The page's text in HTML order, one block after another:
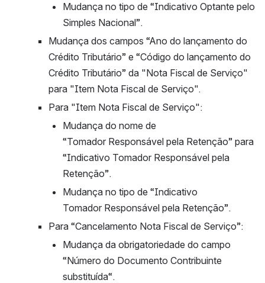
Mudança no tipo de “Indicativo Optante pelo
Simples Nacional”.
Mudança dos campos “Ano do lançamento do
Crédito Tributário” e “Código do lançamento do
Crédito Tributário” da "Nota Fiscal de Serviço"
para "Item Nota Fiscal de Serviço".
Para "Item Nota Fiscal de Serviço":
Mudança do nome de
“Tomador Responsável pela Retenção” para
“Indicativo Tomador Responsável pela
Retenção”.
Mudança no tipo de “Indicativo
Tomador Responsável pela Retenção”.
Para “Cancelamento Nota Fiscal de Serviço”:
Mudança da obrigatoriedade do campo
“Número do Documento Contribuinte
substituída“.